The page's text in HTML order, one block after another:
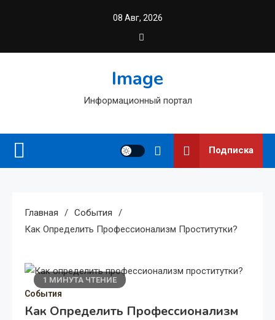
08 Авг, 2026
Image
Информационный портал
Подписка
Главная
События
Как Определить Профессионализм Проститутки?
1 МИНУТА ЧТЕНИЕ
События
Как Определить Профессионализм